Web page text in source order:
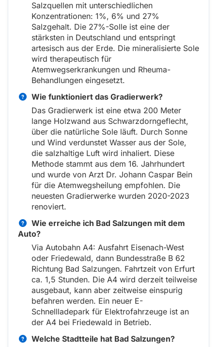
Salzquellen mit unterschiedlichen
Konzentrationen: 1%, 6% und 27%
Salzgehalt. Die 27%-Solle ist eine der
stärksten in Deutschland und entspringt
artesisch aus der Erde. Die mineralisierte Sole
wird therapeutisch für
Atemwegserkrankungen und Rheuma-
Behandlungen eingesetzt.
Wie funktioniert das Gradierwerk?
Das Gradierwerk ist eine etwa 200 Meter
lange Holzwand aus Schwarzdorngeflecht,
über die natürliche Sole läuft. Durch Sonne
und Wind verdunstet Wasser aus der Sole,
die salzhaltige Luft wird inhaliert. Diese
Methode stammt aus dem 16. Jahrhundert
und wurde von Arzt Dr. Johann Caspar Bein
für die Atemwegsheilung empfohlen. Die
neuesten Gradierwerke wurden 2020-2023
renoviert.
Wie erreiche ich Bad Salzungen mit dem
Auto?
Via Autobahn A4: Ausfahrt Eisenach-West
oder Friedewald, dann Bundesstraße B 62
Richtung Bad Salzungen. Fahrtzeit von Erfurt
ca. 1,5 Stunden. Die A4 wird derzeit teilweise
ausgebaut, kann aber zeitweise einspurig
befahren werden. Ein neuer E-
Schnellladepark für Elektrofahrzeuge ist an
der A4 bei Friedewald in Betrieb.
Welche Stadtteile hat Bad Salzungen?